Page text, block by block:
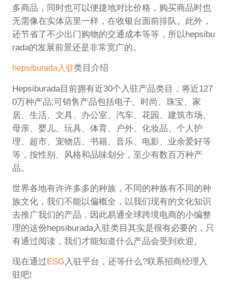
多商品，同时也可以便捷地对比价格，购买商品时也
无需像在实体店里一样，在收银台面前排队。此外，
还节省了不少出门购物的交通成本等等，所以hepsibu
rada的发展前景还是非常宽广的。
hepsiburada入驻类目介绍
Hepsiburada目前拥有近30个入驻产品类目，将近127
0万种产品;可销售产品包括电子、时尚、珠宝、家
居、生活、文具、办公室、汽车、花园、建筑市场、
母亲、婴儿、玩具、体育、户外、化妆品、个人护
理、超市、宠物店、书籍、音乐、电影、业余爱好等
等，按性别、风格和品味划分，至少有数百万种产
品。
世界各地有许许多多的种族，不同的种族有不同的种
族文化，我们不能以偏概全，以我们现有的文化知识
去推广我们的产品，因此易通全球跨境电商的小编整
理的这份hepsiburada入驻类目其实是很有必要的，只
有通过阅读，我们才能知道什么产品会受到欢迎。
现在通过 ESG入驻平台，还等什么?联系招商经理入
驻吧!